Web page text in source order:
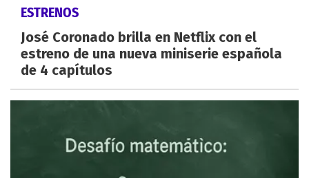
ESTRENOS
José Coronado brilla en Netflix con el
estreno de una nueva miniserie española
de 4 capítulos